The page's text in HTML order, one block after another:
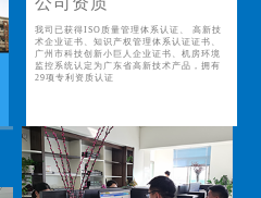
我司已获得ISO质量管理体系认证、 高新技
术企业证书、知识产权管理体系认证证书、
广州市科技创新小巨人企业证书、机房环境
监控系统认定为广东省高新技术产品，拥有
29项专利资质认证